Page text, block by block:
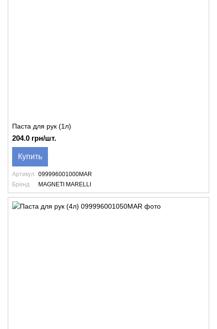
Паста для рук (1л)
204.0 грн/шт.
Купить
Артикул
099996001000MAR
Бренд
MAGNETI MARELLI